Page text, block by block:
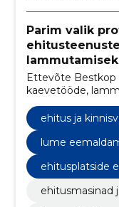
Parim valik
Ettevõte Bestkop
kaevetööde,
pakkumisega
ehitus ja
lume
ehitusplatside
ehitusmasinad